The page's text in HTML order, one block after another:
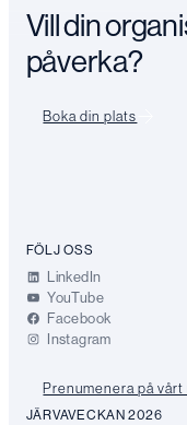
Vill din
påverka?
Boka din plats
FÖLJ OSS
LinkedIn
YouTube
Facebook
Instagram
Prenumenera på
JÄRVAVECKAN 2026